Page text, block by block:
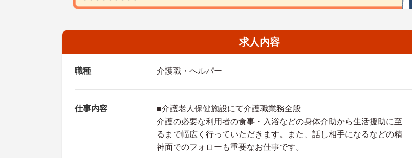
求人内容
職種 介護職・ヘルパー
仕事内容
■介護老人保健施設にて介護職業務全般
介護の必要な利用者の食事・入浴などの身体介助から生活援助に至
るまで幅広く行っていただきます。また、話し相手になるなどの精
神面でのフォローも重要なお仕事です。